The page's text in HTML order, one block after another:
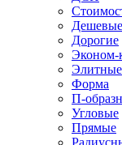
Дешевые
Дорогие
Эконом-
Элитные
Форма
П-
Угловые
Прямые